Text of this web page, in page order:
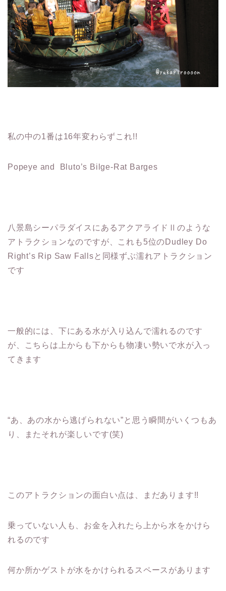
私の中の1番は16年変わらずこれ!!
Popeye and Bluto’s Bilge-Rat Barges
八景島シーパラダイスにあるアクアライドⅡのような
アトラクションなのですが、これも5位のDudley Do
Right’s Rip Saw Fallsと同様ずぶ濡れアトラクション
です
一般的には、下にある水が入り込んで濡れるのです
が、こちらは上からも下からも物凄い勢いで水が入っ
てきます
“あ、あの水から逃げられない”と思う瞬間がいくつもあ
り、またそれが楽しいです(笑)
このアトラクションの面白い点は、まだあります!!
乗っていない人も、お金を入れたら上から水をかけら
れるのです
何か所かゲストが水をかけられるスペースがあります